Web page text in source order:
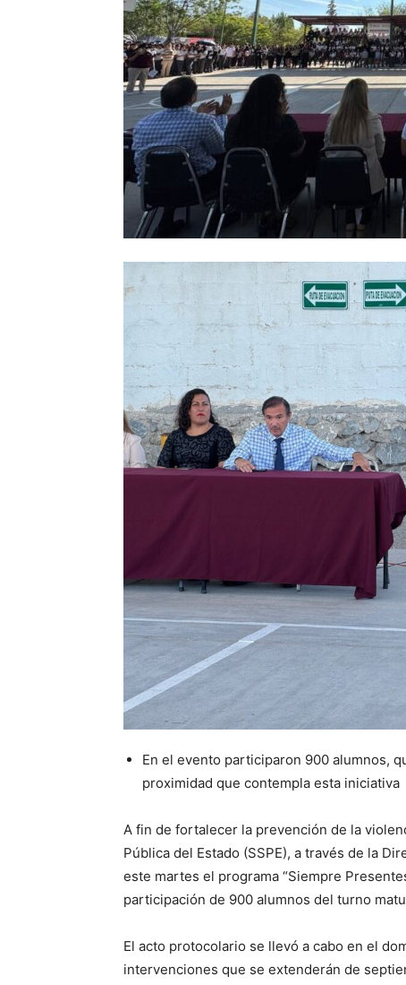
En el evento participaron 900 alumnos,
proximidad que contempla esta iniciativa
A fin de fortalecer la prevención de la
Pública del Estado (SSPE), a través de la
este martes el programa “Siempre
participación de 900 alumnos del turno
El acto protocolario se llevó a cabo en el
intervenciones que se extenderán de